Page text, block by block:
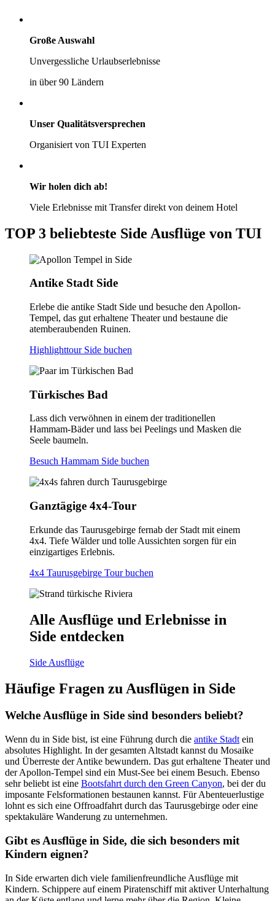
Große Auswahl
Unvergessliche Urlaubserlebnisse
in über 90 Ländern
Unser Qualitätsversprechen
Organisiert von TUI Experten
Wir holen dich ab!
Viele Erlebnisse mit Transfer direkt von deinem Hotel
TOP 3 beliebteste Side Ausflüge von TUI
Antike Stadt Side
Erlebe die antike Stadt Side und besuche den Apollon-
Tempel, das gut erhaltene Theater und bestaune die
atemberaubenden Ruinen.
Highlighttour Side buchen
Türkisches Bad
Lass dich verwöhnen in einem der traditionellen
Hammam-Bäder und lass bei Peelings und Masken die
Seele baumeln.
Besuch Hammam Side buchen
Ganztägige 4x4-Tour
Erkunde das Taurusgebirge fernab der Stadt mit einem
4x4. Tiefe Wälder und tolle Aussichten sorgen für ein
einzigartiges Erlebnis.
4x4 Taurusgebirge Tour buchen
Alle Ausflüge und Erlebnisse in
Side entdecken
Side Ausflüge
Häufige Fragen zu Ausflügen in Side
Welche Ausflüge in Side sind besonders beliebt?
Wenn du in Side bist, ist eine Führung durch die antike Stadt ein
absolutes Highlight. In der gesamten Altstadt kannst du Mosaike
und Überreste der Antike bewundern. Das gut erhaltene Theater und
der Apollon-Tempel sind ein Must-See bei einem Besuch. Ebenso
sehr beliebt ist eine Bootsfahrt durch den Green Canyon, bei der du
imposante Felsformationen bestaunen kannst. Für Abenteuerlustige
lohnt es sich eine Offroadfahrt durch das Taurusgebirge oder eine
spektakuläre Wanderung zu unternehmen.
Gibt es Ausflüge in Side, die sich besonders mit
Kindern eignen?
In Side erwarten dich viele familienfreundliche Ausflüge mit
Kindern. Schippere auf einem Piratenschiff mit aktiver Unterhaltung